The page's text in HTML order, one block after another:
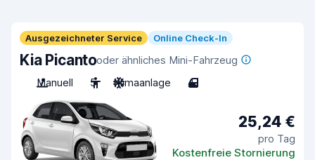
Ausgezeichneter Service Online Check-In
Kia Picantooder ähnliches Mini-Fahrzeug
Manuell
5 Klimaanlage 4
25,24 €
pro Tag
Kostenfreie Stornierung